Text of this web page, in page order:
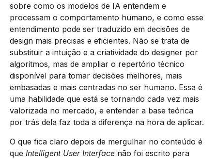
sobre como os modelos de IA entendem e
processam o comportamento humano, e como esse
entendimento pode ser traduzido em decisões de
design mais precisas e eficientes. Não se trata de
substituir a intuição e a criatividade do designer por
algoritmos, mas de ampliar o repertório técnico
disponível para tomar decisões melhores, mais
embasadas e mais centradas no ser humano. Essa é
uma habilidade que está se tornando cada vez mais
valorizada no mercado, e entender a base teórica
por trás dela faz toda a diferença na hora de aplicar.
O que fica claro depois de mergulhar no conteúdo é
que Intelligent User Interface não foi escrito para